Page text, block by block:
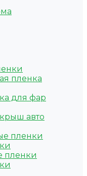
пленка
для фар
авто
пленки
пленки